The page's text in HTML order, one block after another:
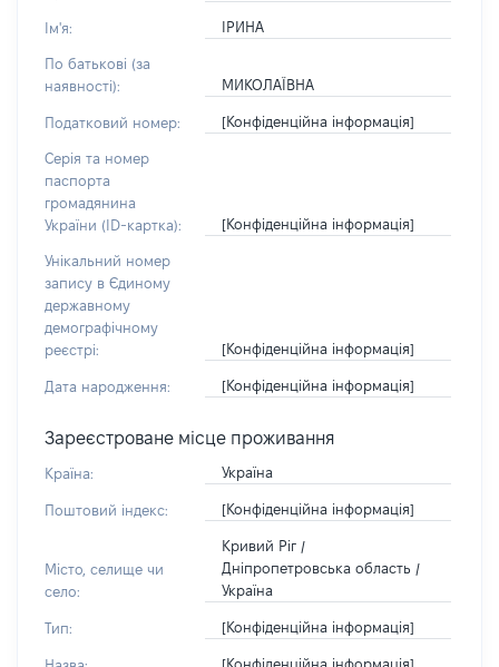
Ім'я: ІРИНА
По батькові (за
наявності):
МИКОЛАЇВНА
Податковий номер: [Конфіденційна інформація]
Серія та номер
паспорта
громадянина
України (ID-картка):
[Конфіденційна інформація]
Унікальний номер
запису в Єдиному
державному
демографічному
реєстрі:
[Конфіденційна інформація]
Дата народження: [Конфіденційна інформація]
Зареєстроване місце проживання
Країна: Україна
Поштовий індекс: [Конфіденційна інформація]
Місто, селище чи
село:
Кривий Ріг /
Дніпропетровська область /
Україна
Тип: [Конфіденційна інформація]
[Конфіденційна інформація]